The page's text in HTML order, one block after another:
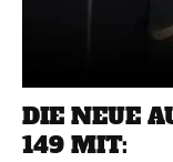
DIE NEUE
149 MIT: